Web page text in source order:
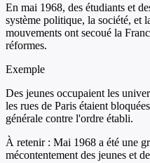
En mai 1968, des étudiants et
système politique, la société, et
mouvements ont secoué la
réformes.
Exemple
Des jeunes occupaient les
les rues de Paris étaient
générale contre l'ordre établi.
À retenir : Mai 1968 a été une
mécontentement des jeunes et